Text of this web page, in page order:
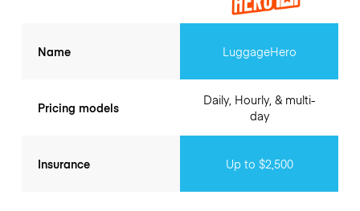
Name
Pricing models
Insurance
LuggageHero
Daily, Hourly, & multi-
day
Up to $2,500